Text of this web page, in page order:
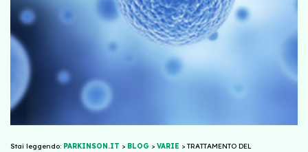
Stai leggendo: PARKINSON.IT > BLOG > VARIE > TRATTAMENTO DEL